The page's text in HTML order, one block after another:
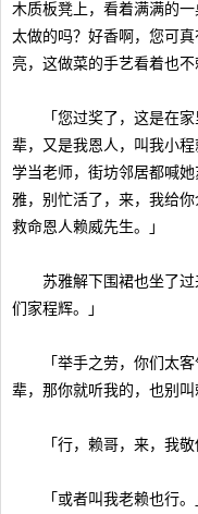
木质板凳上，看着满满的
太做的吗？好香啊，您可
亮，这做菜的手艺看着也不
「您过奖了，这是在家
辈，又是我恩人，叫我小
学当老师，街坊邻居都喊
雅，别忙活了，来，我给
救命恩人赖威先生。」
苏雅解下围裙也坐了过
们家程辉。」
「举手之劳，你们太客
辈，那你就听我的，也别叫
「行，赖哥，来，我敬
「或者叫我老赖也行。